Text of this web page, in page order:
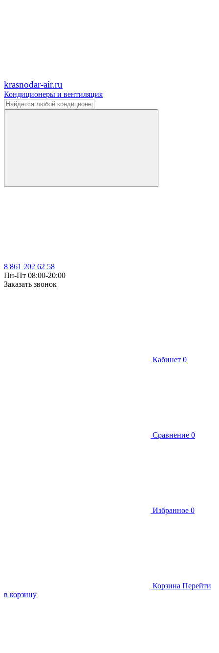
krasnodar-air.ru
Кондиционеры и вентиляция
8 861 202 62 58
Пн-Пт 08:00-20:00
Заказать звонок
Кабинет 0
Сравнение 0
Избранное 0
Корзина Перейти
в корзину